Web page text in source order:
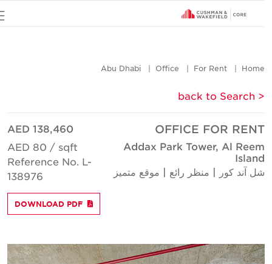
Home
For Rent
Office
Abu Dhabi
< back to Search
OFFICE FOR RENT
Addax Park Tower, Al Reem
Island
شل آند كور | منظر رائع | موقع متميز
AED 138,460
AED 80 / sqft
Reference No. L-
138976
DOWNLOAD PDF